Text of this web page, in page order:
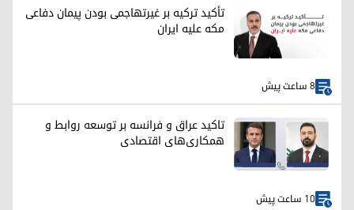
تأکید ترکیه بر غیرتهاجمی بودن پیمان دفاعی
مکه علیه ایران
8 ساعت پیش
تاکید عراق و فرانسه بر توسعه روابط و
همکاری‌های اقتصادی
10 ساعت پیش